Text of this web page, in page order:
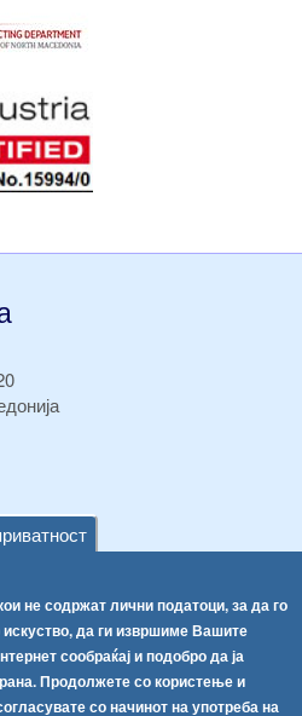
не содржат лични податоци, за да го
да ги извршиме Вашите
сообраќај и подобро да ја
Продолжете со користење и
со начинот на употреба на